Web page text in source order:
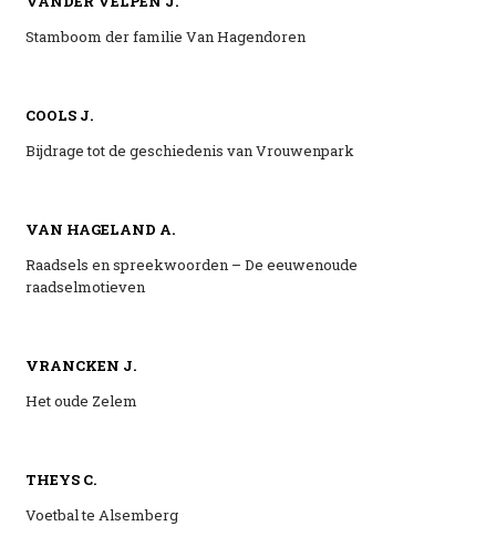
Stamboom der familie Van Hagendoren
COOLS J.
Bijdrage tot de geschiedenis van Vrouwenpark
VAN HAGELAND A.
Raadsels en spreekwoorden – De eeuwenoude
raadselmotieven
VRANCKEN J.
Het oude Zelem
THEYS C.
Voetbal te Alsemberg